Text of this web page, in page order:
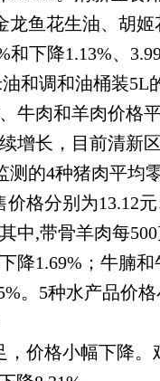
龙鱼花生油、胡
和下降1.13%、
和调和油桶装5L
肉和羊肉价格
长，目前清新区
测的4种猪肉平均
格分别为13.12
中,带骨羊肉每
降1.69%；牛腩
。5种水产品价
格小幅下降。